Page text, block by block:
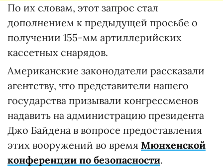
По их словам, этот запрос стал
дополнением к предыдущей просьбе о
получении 155-мм артиллерийских
кассетных снарядов.
Американские законодатели рассказали
агентству, что представители нашего
государства призывали конгрессменов
надавить на администрацию президента
Джо Байдена в вопросе предоставления
этих вооружений во время Мюнхенской
конференции по безопасности.